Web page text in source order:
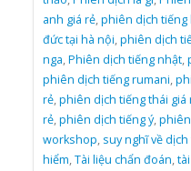
anh giá rẻ,phiên dịch tiếng
đức tại hà nội,phiên dịch
nga,Phiên dịch tiếng nhật,
phiên dịch tiếng rumani,
rẻ,phiên dịch tiếng thái giá
rẻ,phiên dịch tiếng ý,
workshop, suy nghĩ về
hiểm,Tài liệu chẩn đoán,